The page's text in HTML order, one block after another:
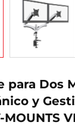
para Dos
y
MOUNTS